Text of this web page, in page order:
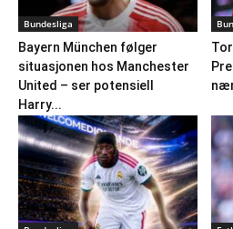
Bundesliga
Bayern München følger
situasjonen hos Manchester
United – ser potensiell
Harry...